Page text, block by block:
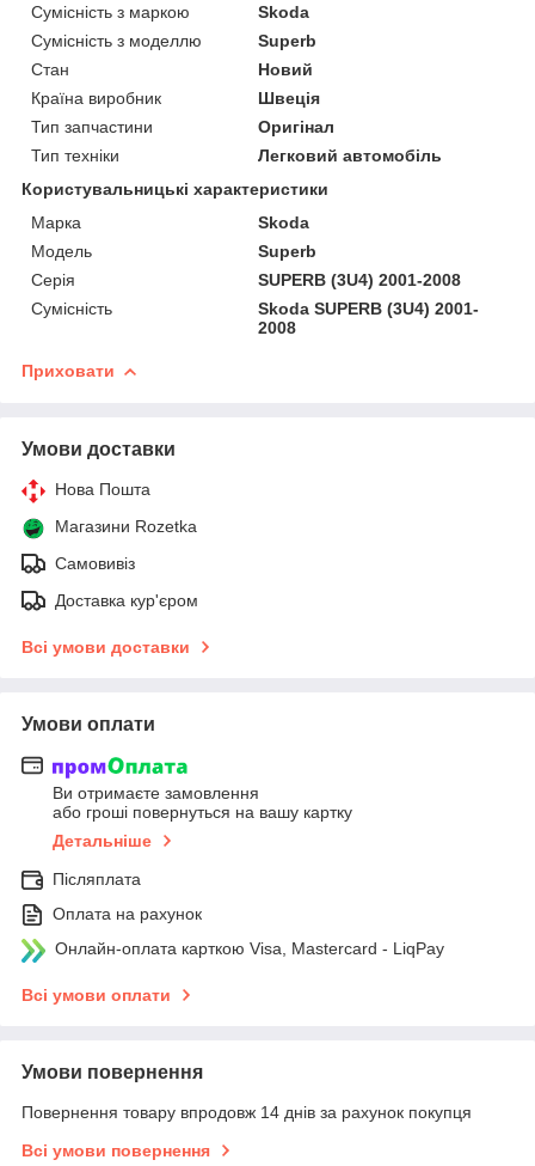
Сумісність з маркою
Skoda
Сумісність з моделлю
Superb
Стан
Новий
Країна виробник
Швеція
Тип запчастини
Оригінал
Тип техніки
Легковий автомобіль
Користувальницькі характеристики
Марка
Skoda
Мoдель
Superb
Серія
SUPERB (3U4) 2001-2008
Сумісність
Skoda SUPERB (3U4) 2001-
2008
Приховати
Умови доставки
Нова Пошта
Магазини Rozetka
Самовивіз
Доставка кур'єром
Всі умови доставки
Умови оплати
Ви отримаєте замовлення
або гроші повернуться на вашу картку
Детальніше
Післяплата
Оплата на рахунок
Онлайн-оплата карткою Visa, Mastercard - LiqPay
Всі умови оплати
Умови повернення
Повернення товару впродовж 14 днів за рахунок покупця
Всі умови повернення